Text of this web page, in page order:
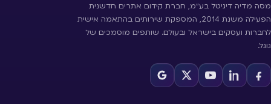
מסה מדיה דיגיטל בע״מ, חברת קידום אתרים חדשנית
הפעילה משנת 2014, המספקת שירותים בהתאמה אישית
לחברות ועסקים בישראל ובעולם. שותפים מוסמכים של
גוגל.